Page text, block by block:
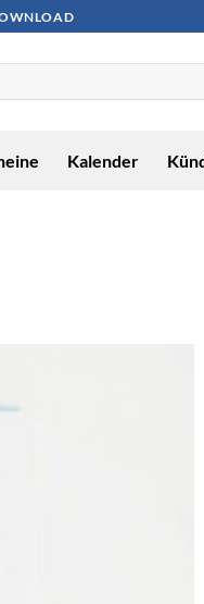
Kalender